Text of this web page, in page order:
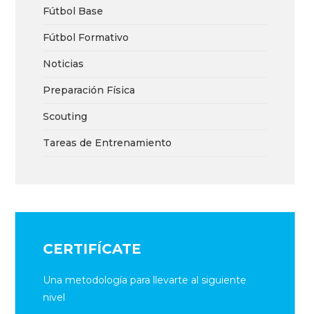
Fútbol Base
Fútbol Formativo
Noticias
Preparación Física
Scouting
Tareas de Entrenamiento
CERTIFÍCATE
Una metodología para llevarte al siguiente
nivel